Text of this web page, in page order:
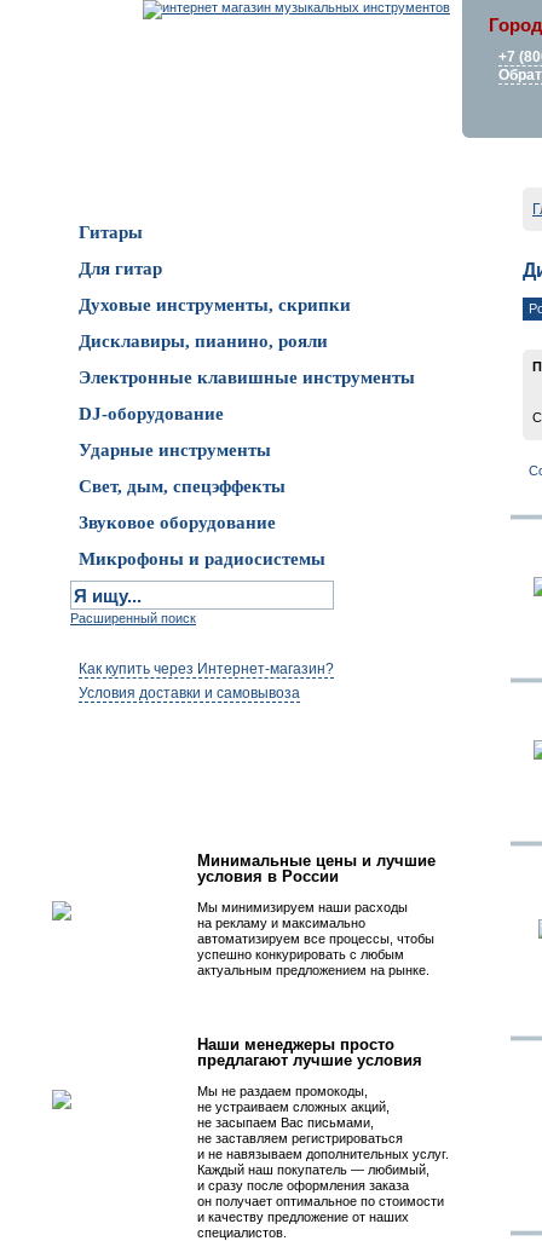
+7
Гитары
Для гитар
Духовые инструменты, скрипки
Дисклавиры, пианино, рояли
Электронные клавишные инструменты
DJ-оборудование
Ударные инструменты
Свет, дым, спецэффекты
Звуковое оборудование
Микрофоны и радиосистемы
Расширенный поиск
Как купить через Интернет-магазин?
Условия доставки и самовывоза
Минимальные цены и лучшие
условия в России
Мы минимизируем наши расходы
на рекламу и максимально
автоматизируем все процессы, чтобы
успешно конкурировать с любым
актуальным предложением на рынке.
Наши менеджеры просто
предлагают лучшие условия
Мы не раздаем промокоды,
не устраиваем сложных акций,
не засыпаем Вас письмами,
не заставляем регистрироваться
и не навязываем дополнительных услуг.
Каждый наш покупатель — любимый,
и сразу после оформления заказа
он получает оптимальное по стоимости
и качеству предложение от наших
специалистов.